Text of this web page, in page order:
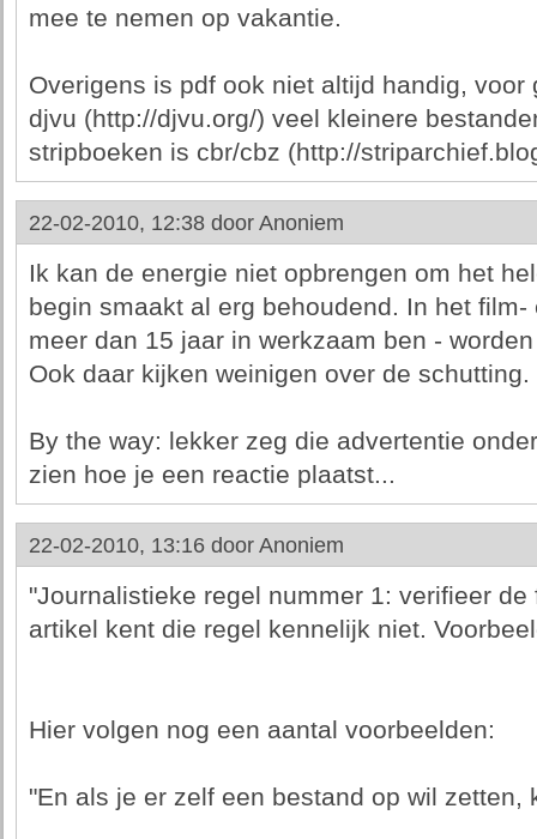
mee te nemen op vakantie.
Overigens is pdf ook niet altijd handig,
djvu (http://djvu.org/) veel kleinere
stripboeken is cbr/cbz (http://
22-02-2010, 12:38 door Anoniem
Ik kan de energie niet opbrengen om het
begin smaakt al erg behoudend. In het
meer dan 15 jaar in werkzaam ben -
Ook daar kijken weinigen over de
By the way: lekker zeg die advertentie
zien hoe je een reactie plaatst...
22-02-2010, 13:16 door Anoniem
"Journalistieke regel nummer 1: verifieer
artikel kent die regel kennelijk niet.
Hier volgen nog een aantal voorbeelden:
"En als je er zelf een bestand op wil zetten,